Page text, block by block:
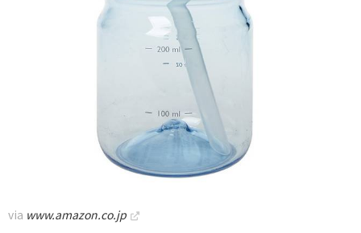
via www.amazon.co.jp